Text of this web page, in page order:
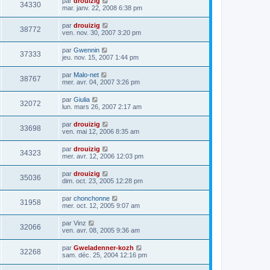
34330
mar. janv. 22, 2008 6:38 pm
38772 par drouizig
ven. nov. 30, 2007 3:20 pm
37333 par Gwennin
jeu. nov. 15, 2007 1:44 pm
38767 par Malo-net
mer. avr. 04, 2007 3:26 pm
32072 par Giulia
lun. mars 26, 2007 2:17 am
33698 par drouizig
ven. mai 12, 2006 8:35 am
34323 par drouizig
mer. avr. 12, 2006 12:03 pm
35036 par drouizig
dim. oct. 23, 2005 12:28 pm
31958 par chonchonne
mer. oct. 12, 2005 9:07 am
32066 par Vinz
ven. avr. 08, 2005 9:36 am
32268 par Gweladenner-kozh
sam. déc. 25, 2004 12:16 pm